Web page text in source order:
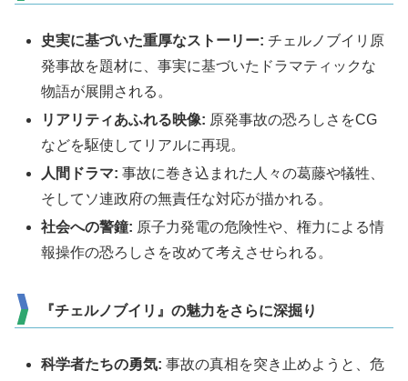
史実に基づいた重厚なストーリー: チェルノブイリ原
発事故を題材に、事実に基づいたドラマティックな
物語が展開される。
リアリティあふれる映像: 原発事故の恐ろしさをCG
などを駆使してリアルに再現。
人間ドラマ:事故に巻き込まれた人々の葛藤や犠牲、
そしてソ連政府の無責任な対応が描かれる。
社会への警鐘: 原子力発電の危険性や、権力による情
報操作の恐ろしさを改めて考えさせられる。
『チェルノブイリ』の魅力をさらに深掘り
科学者たちの勇気: 事故の真相を突き止めようと、危